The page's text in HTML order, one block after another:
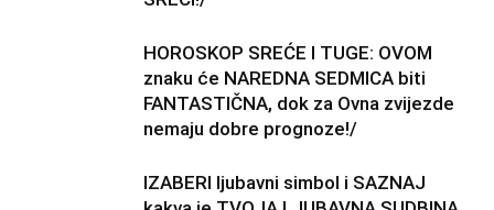
HOROSKOP SREĆE I TUGE: OVOM
znaku će NAREDNA SEDMICA biti
FANTASTIČNA, dok za Ovna zvijezde
nemaju dobre prognoze!/
IZABERI ljubavni simbol i SAZNAJ